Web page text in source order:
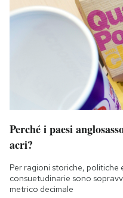
Perché i paesi
acri?
Per ragioni storiche, politiche
consuetudinarie sono
metrico decimale